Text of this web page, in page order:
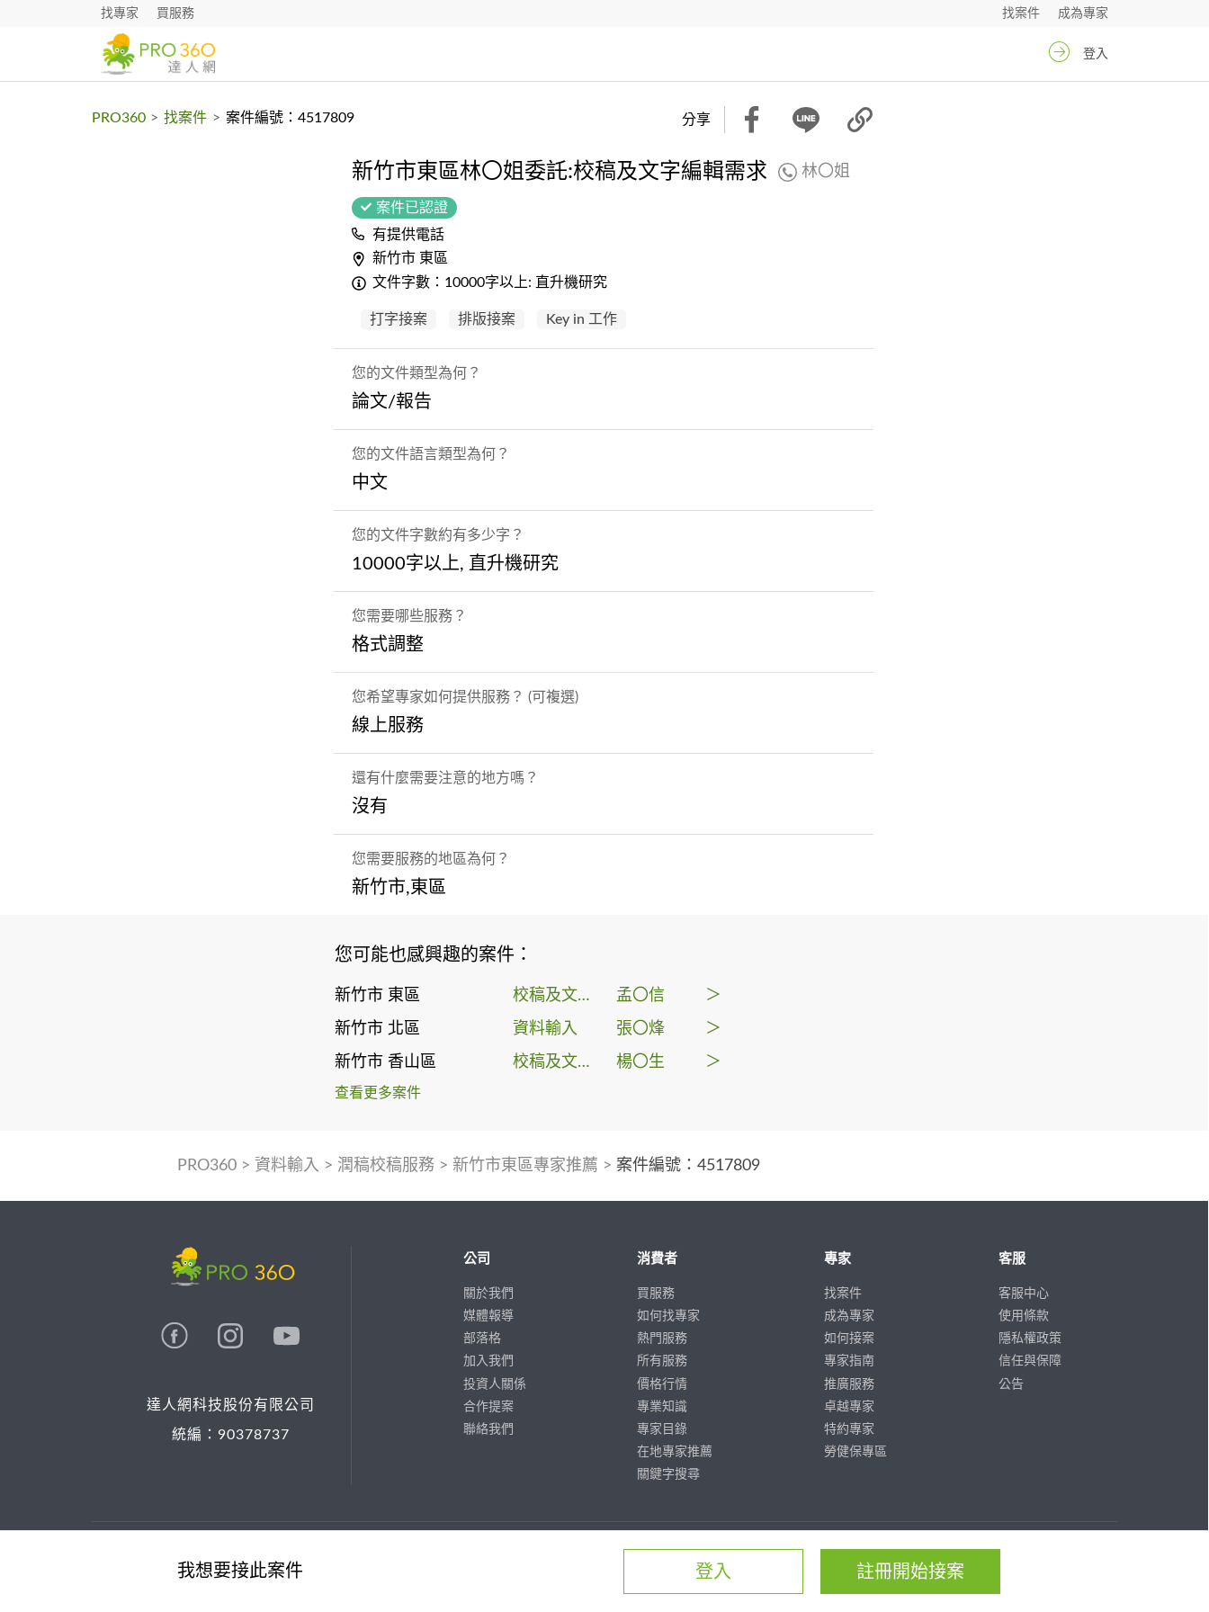
找專家 買服務 成為專家
找案件
登入
PRO360 > 找案件 > 案件編號：4517809 分享
新竹市東區林〇姐委託:校稿及文字編輯需求 林〇姐
案件已認證
有提供電話
新竹市 東區
文件字數：10000字以上: 直升機研究
打字接案 排版接案 Key in 工作
您的文件類型為何？
論文/報告
您的文件語言類型為何？
中文
您的文件字數約有多少字？
10000字以上, 直升機研究
您需要哪些服務？
格式調整
您希望專家如何提供服務？ (可複選)
線上服務
還有什麼需要注意的地方嗎？
沒有
您需要服務的地區為何？
新竹市,東區
您可能也感興趣的案件：
新竹市 東區 校稿及文字編輯 孟〇信 ＞
新竹市 北區 資料輸入 張〇烽 ＞
新竹市 香山區 校稿及文字編輯 楊〇生 ＞
查看更多案件
PRO360> 資料輸入 > 潤稿校稿服務 > 新竹市東區專家推薦 > 案件編號：4517809
我想要接此案件 登入 註冊開始接案
達人網科技股份有限公司
統編：90378737
公司
關於我們
媒體報導
部落格
加入我們
投資人關係
合作提案
聯絡我們
消費者
買服務
如何找專家
熱門服務
所有服務
價格行情
專業知識
專家目錄
在地專家推薦
關鍵字搜尋
專家
找案件
成為專家
如何接案
專家指南
推廣服務
卓越專家
特約專家
勞健保專區
客服
客服中心
使用條款
隱私權政策
信任與保障
公告
© 2026 PRO36O. All rights reserved.